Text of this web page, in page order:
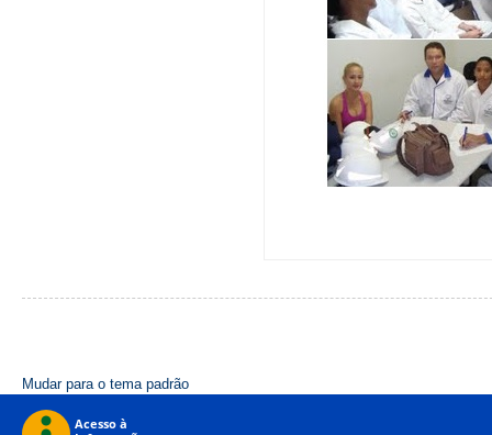
Mudar para o tema padrão